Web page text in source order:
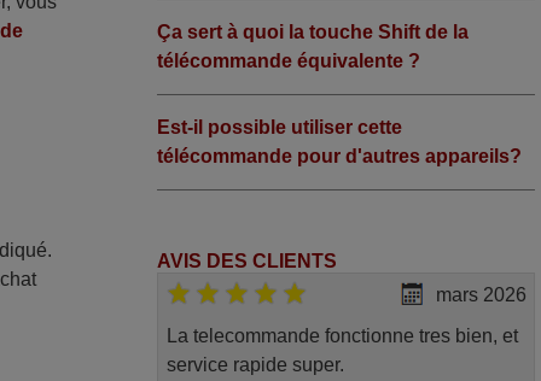
Ça sert à quoi la touche Shift de la
télécommande équivalente ?
Est-il possible utiliser cette
télécommande pour d'autres appareils?
AVIS DES CLIENTS
mars 2026
La telecommande fonctionne tres bien, et
service rapide super.